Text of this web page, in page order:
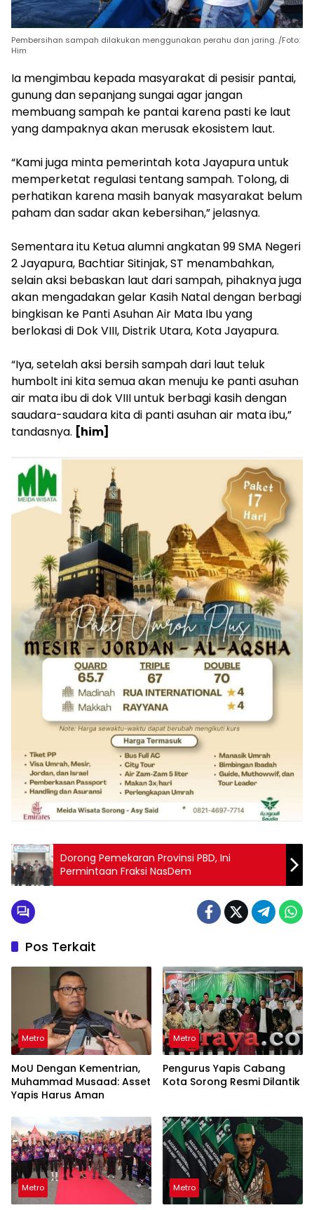
Pembersihan sampah dilakukan menggunakan perahu dan jaring. /Foto:
Him
Ia mengimbau kepada masyarakat di pesisir pantai,
gunung dan sepanjang sungai agar jangan
membuang sampah ke pantai karena pasti ke laut
yang dampaknya akan merusak ekosistem laut.
“Kami juga minta pemerintah kota Jayapura untuk
memperketat regulasi tentang sampah. Tolong, di
perhatikan karena masih banyak masyarakat belum
paham dan sadar akan kebersihan,” jelasnya.
Sementara itu Ketua alumni angkatan 99 SMA Negeri
2 Jayapura, Bachtiar Sitinjak, ST menambahkan,
selain aksi bebaskan laut dari sampah, pihaknya juga
akan mengadakan gelar Kasih Natal dengan berbagi
bingkisan ke Panti Asuhan Air Mata Ibu yang
berlokasi di Dok VIII, Distrik Utara, Kota Jayapura.
“Iya, setelah aksi bersih sampah dari laut teluk
humbolt ini kita semua akan menuju ke panti asuhan
air mata ibu di dok VIII untuk berbagi kasih dengan
saudara-saudara kita di panti asuhan air mata ibu,”
tandasnya. [him]
Dorong Pemekaran Provinsi PBD, Ini
Permintaan Fraksi NasDem
Pos Terkait
Metro
MoU Dengan Kementrian,
Muhammad Musaad: Asset
Yapis Harus Aman
Metro
Pengurus Yapis Cabang
Kota Sorong Resmi Dilantik
Metro Metro